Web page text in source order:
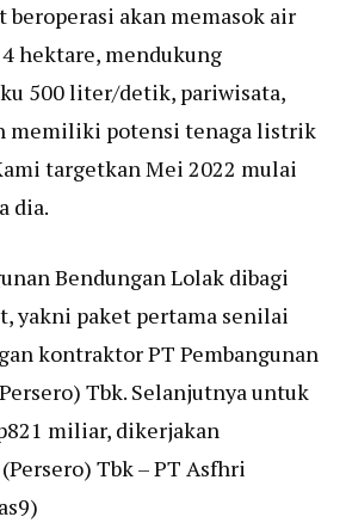
beroperasi akan memasok air
hektare, mendukung
500 liter/detik, pariwisata,
memiliki potensi tenaga listrik
targetkan Mei 2022 mulai
dia.
Bendungan Lolak dibagi
yakni paket pertama senilai
kontraktor PT Pembangunan
Tbk. Selanjutnya untuk
miliar, dikerjakan
Tbk – PT Asfhri